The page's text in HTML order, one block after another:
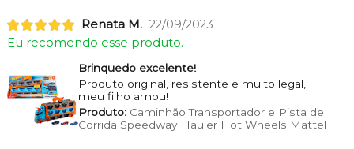
Renata M. 22/09/2023
Eu recomendo esse produto.
Brinquedo excelente!
Produto original, resistente e muito legal,
meu filho amou!
Produto:Caminhão Transportador e Pista de
Corrida Speedway Hauler Hot Wheels Mattel